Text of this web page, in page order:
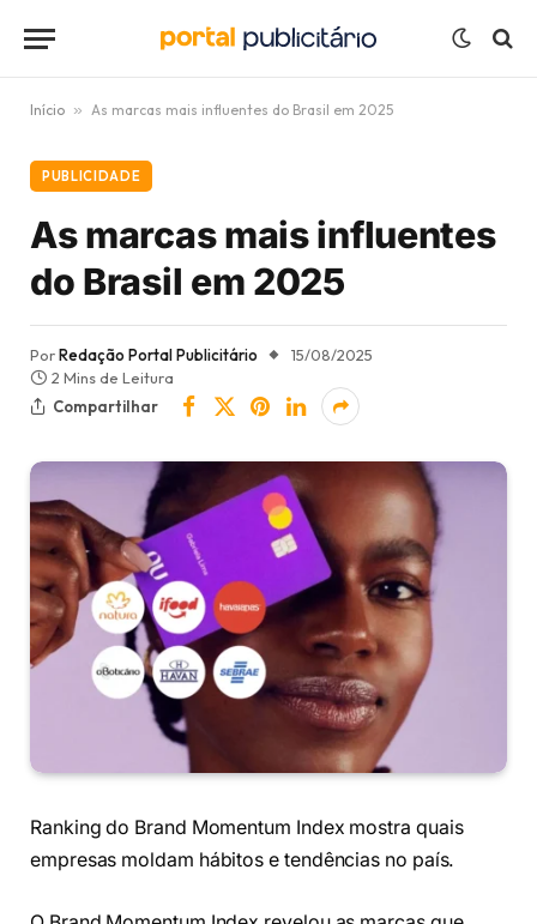
Início » As marcas mais influentes do Brasil em 2025
PUBLICIDADE
As marcas mais influentes
do Brasil em 2025
PorRedação Portal Publicitário
15/08/2025
2 Mins de Leitura
Compartilhar
Ranking do Brand Momentum Index mostra quais
empresas moldam hábitos e tendências no país.